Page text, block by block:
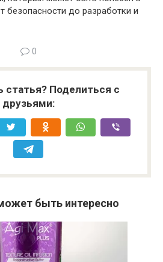
безопасности до разработки и
0
статья? Поделиться с
друзьями:
быть интересно